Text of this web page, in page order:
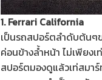
1. Ferrari California
เป็นรถสปอร์ตลำดับต้นๆ
ค่อนข้างล้ำหน้า ไม่เพียง
สปอร์ตมองดูแล้วเท่สมา